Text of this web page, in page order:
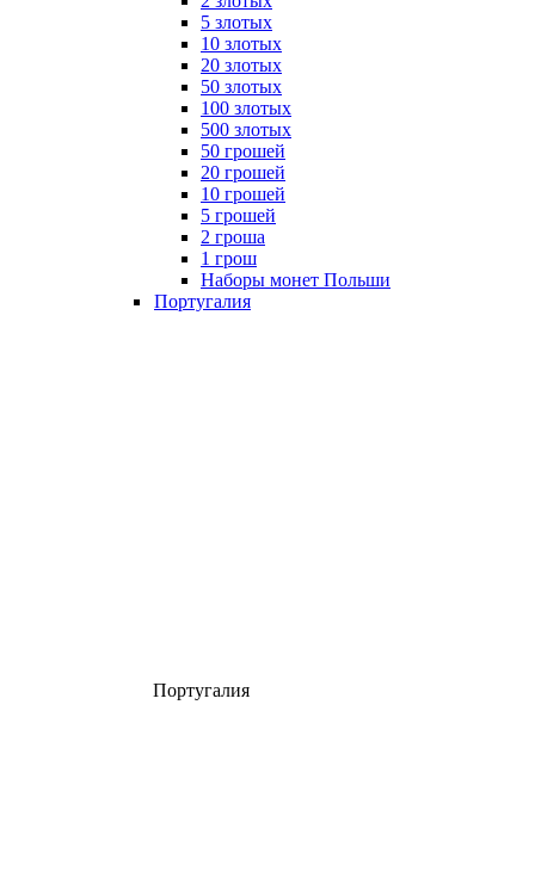
5 злотых
10 злотых
20 злотых
50 злотых
100 злотых
500 злотых
50 грошей
20 грошей
10 грошей
5 грошей
2 гроша
1 грош
Наборы монет Польши
Португалия
Португалия